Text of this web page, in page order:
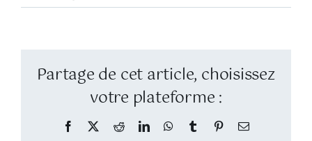
Partage de cet article, choisissez
votre plateforme :
Facebook
TwitterRedditLinkedInWhatsApp
TumblrPinterestEmail